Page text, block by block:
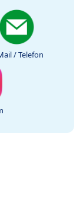
/ Telefon